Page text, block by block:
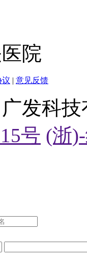
院
意见反馈
发科
号